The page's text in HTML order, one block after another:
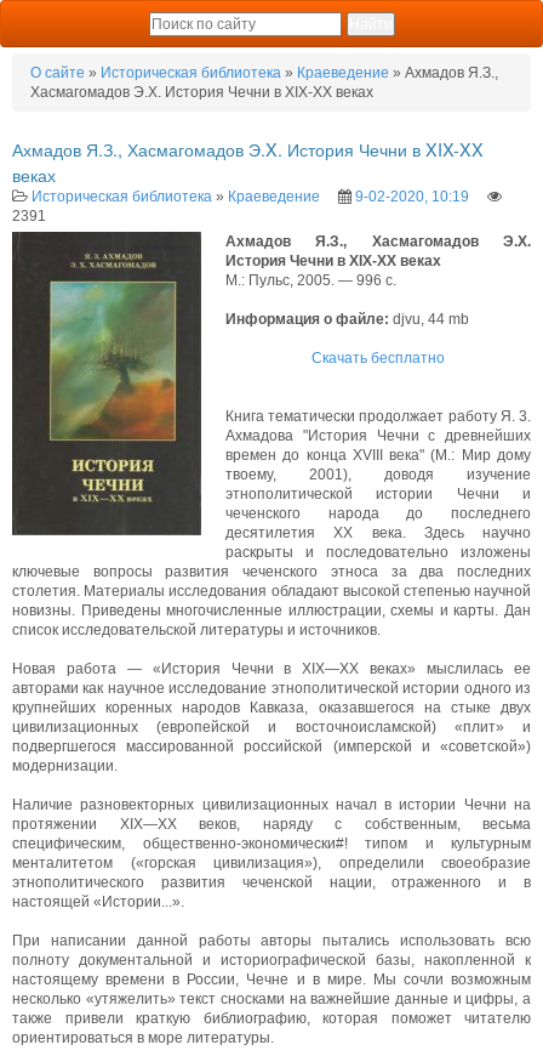
О сайте » Историческая библиотека » Краеведение » Ахмадов Я.З.,
Хасмагомадов Э.X. История Чечни в XIX-XX веках
Ахмадов Я.З., Хасмагомадов Э.X. История Чечни в XIX-XX
веках
Историческая библиотека » Краеведение
9-02-2020, 10:19
2391
Ахмадов Я.З., Хасмагомадов Э.X.
История Чечни в XIX-XX веках
М.: Пульс, 2005. — 996 с.
Информация о файле: djvu, 44 mb
Скачать бесплатно
Книга тематически продолжает работу Я. 3.
Ахмадова "История Чечни с древнейших
времен до конца XVIII века" (М.: Мир дому
твоему, 2001), доводя изучение
этнополитической истории Чечни и
чеченского народа до последнего
десятилетия XX века. Здесь научно
раскрыты и последовательно изложены
ключевые вопросы развития чеченского этноса за два последних
столетия. Материалы исследования обладают высокой степенью научной
новизны. Приведены многочисленные иллюстрации, схемы и карты. Дан
список исследовательской литературы и источников.
Новая работа — «История Чечни в XIX—XX веках» мыслилась ее
авторами как научное исследование этнополитической истории одного из
крупнейших коренных народов Кавказа, оказавшегося на стыке двух
цивилизационных (европейской и восточноисламской) «плит» и
подвергшегося массированной российской (имперской и «советской»)
модернизации.
Наличие разновекторных цивилизационных начал в истории Чечни на
протяжении XIX—XX веков, наряду с собственным, весьма
специфическим, общественно-экономически#! типом и культурным
менталитетом («горская цивилизация»), определили своеобразие
этнополитического развития чеченской нации, отраженного и в
настоящей «Истории...».
При написании данной работы авторы пытались использовать всю
полноту документальной и историографической базы, накопленной к
настоящему времени в России, Чечне и в мире. Мы сочли возможным
несколько «утяжелить» текст сносками на важнейшие данные и цифры, а
также привели краткую библиографию, которая поможет читателю
ориентироваться в море литературы.